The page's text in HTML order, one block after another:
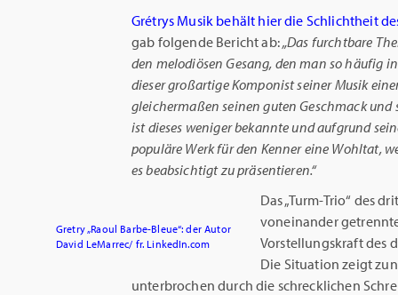
Grétrys Musik behält hier die Schlichtheit
gab folgende Bericht ab:„Das furchtbare
den melodiösen Gesang, den man so häufig
dieser großartige Komponist seiner Musik
gleichermaßen seinen guten Geschmack
ist dieses weniger bekannte und aufgrund
populäre Werk für den Kenner eine Wohltat,
es beabsichtigt zu präsentieren.“
Gretry „Raoul Barbe-Bleue“: der Autor
David LeMarrec/ fr. LinkedIn.com
Das „Turm-Trio“ des
voneinander
Vorstellungskraft des
Die Situation zeigt
unterbrochen durch die schrecklichen